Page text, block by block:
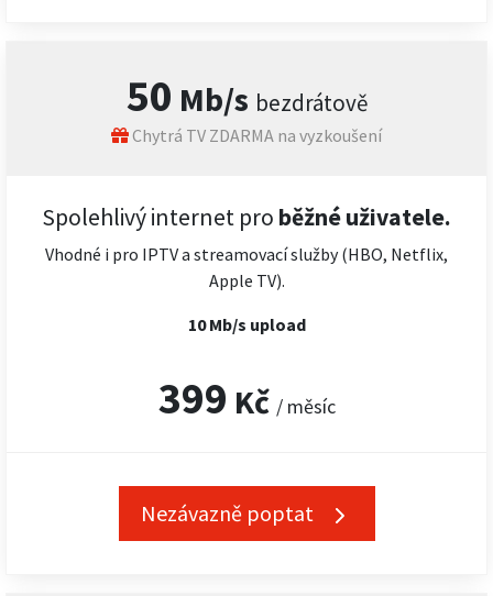
50 Mb/s bezdrátově
Chytrá TV ZDARMA na vyzkoušení
Spolehlivý internet pro běžné uživatele.
Vhodné i pro IPTV a streamovací služby (HBO, Netflix,
Apple TV).
10 Mb/s upload
399 Kč / měsíc
Nezávazně poptat